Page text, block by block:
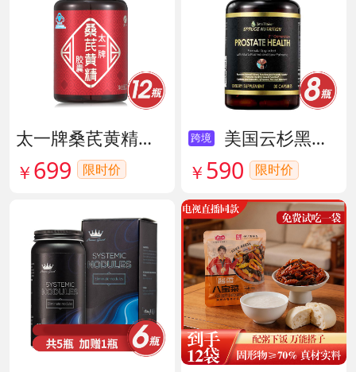
太一牌桑芪黄精胶囊 货号133159
￥ 699 限时价
跨境
美国云杉黑金前列腺素胶囊 货号136211
￥ 590 限时价